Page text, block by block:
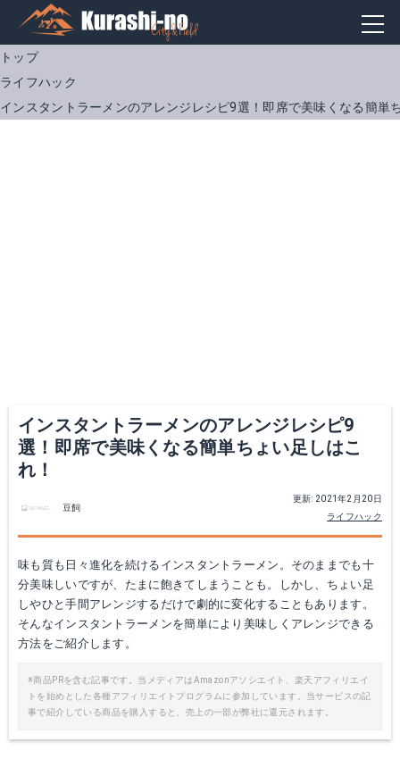
トップ
ライフハック
インスタントラーメンのアレンジレシピ9選！即席で美味くなる簡単
インスタントラーメンのアレンジレシピ9
選！即席で美味くなる簡単ちょい足しはこ
れ！
更新: 2021年2月20日
ライフハック
豆飼
味も質も日々進化を続けるインスタントラーメン。そのままでも十
分美味しいですが、たまに飽きてしまうことも。しかし、ちょい足
しやひと手間アレンジするだけで劇的に変化することもあります。
そんなインスタントラーメンを簡単により美味しくアレンジできる
方法をご紹介します。
※商品PRを含む記事です。当メディアはAmazonアソシエイト、楽天アフィリエイ
トを始めとした各種アフィリエイトプログラムに参加しています。当サービスの記
事で紹介している商品を購入すると、売上の一部が弊社に還元されます。